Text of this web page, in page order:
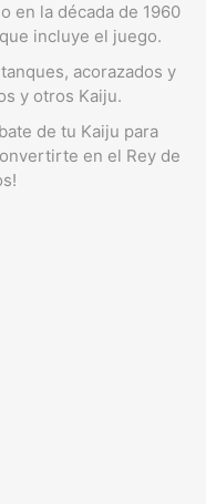
en la década de 1960
incluye el juego.
acorazados y
y otros Kaiju.
de tu Kaiju para
en el Rey de